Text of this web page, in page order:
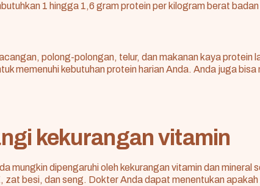
1 hingga 1,6 gram protein per kilogram berat badan
polong-polongan, telur, dan makanan kaya protein
memenuhi kebutuhan protein harian Anda. Anda juga bisa
kekurangan vitamin
mungkin dipengaruhi oleh kekurangan vitamin dan mineral
zat besi, dan seng. Dokter Anda dapat menentukan apakah